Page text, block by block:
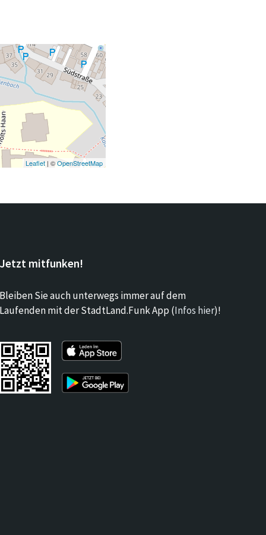
Leaflet| ©OpenStreetMap
Jetzt mitfunken!
Bleiben Sie auch unterwegs immer auf dem
Laufenden mit der StadtLand.Funk App (Infos hier)!